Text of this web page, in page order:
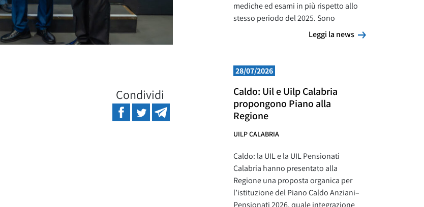
Condividi
mediche ed esami in più rispetto allo
stesso periodo del 2025. Sono
Leggi la news
Leggi la news
28/07/2026
Caldo: Uil e Uilp Calabria
propongono Piano alla
Regione
UILP CALABRIA
Caldo: la UIL e la UIL Pensionati
Calabria hanno presentato alla
Regione una proposta organica per
l’istituzione del Piano Caldo Anziani–
Pensionati 2026, quale integrazione